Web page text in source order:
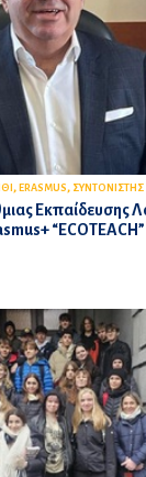
, ERASMUS, ΣΥΝΤΟΝΙΣΤΗΣ
Εκπαίδευσης
“ECOTEACH”